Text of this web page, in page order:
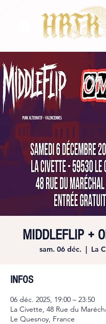
MIDDLEFLIP +
sam. 06 déc.
  |
La
INFOS
06 déc. 2025, 19:00 – 23:50
La Civette, 48 Rue du
Le Quesnoy, France